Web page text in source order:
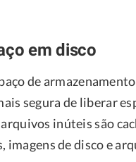
em disco
de
segura de liberar
inúteis são
de disco e